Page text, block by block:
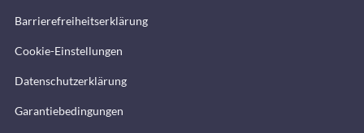
Barrierefreiheitserklärung
Cookie-Einstellungen
Datenschutzerklärung
Garantiebedingungen